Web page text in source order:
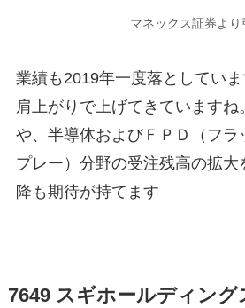
マネックス証券より
業績も2019年一度落としてい
肩上がりで上げてきていますね
や、半導体およびＦＰＤ（フラ
プレー）分野の受注残高の拡大
降も期待が持てます
7649 スギホールディング